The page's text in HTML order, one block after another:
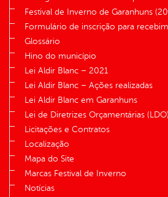
Festival de Inverno de Garanhuns
Formulário de inscrição para
Glossário
Hino do município
Lei Aldir Blanc – 2021
Lei Aldir Blanc – Ações realizadas
Lei Aldir Blanc em Garanhuns
Lei de Diretrizes Orçamentárias (LDO)
Licitações e Contratos
Localização
Mapa do Site
Marcas Festival de Inverno
Notícias